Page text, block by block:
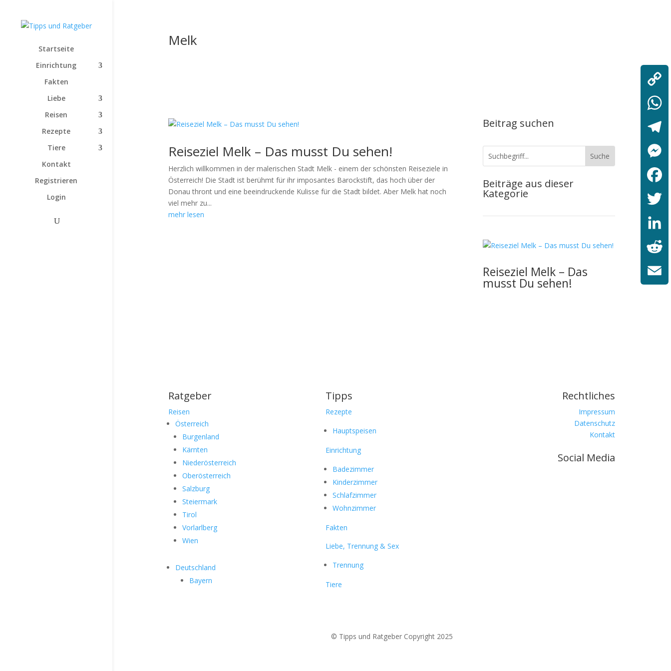
Startseite
Einrichtung
Fakten
Liebe
Reisen
Rezepte
Tiere
Kontakt
Registrieren
Login
Melk
Reiseziel Melk – Das musst Du sehen!
Herzlich willkommen in der malerischen Stadt Melk - einem der schönsten Reiseziele in
Österreich! Die Stadt ist berühmt für ihr imposantes Barockstift, das hoch über der
Donau thront und eine beeindruckende Kulisse für die Stadt bildet. Aber Melk hat noch
viel mehr zu...
mehr lesen
Beitrag suchen
Beiträge aus dieser
Kategorie
Reiseziel Melk – Das
musst Du sehen!
Ratgeber
Reisen
Österreich
Burgenland
Kärnten
Niederösterreich
Oberösterreich
Salzburg
Steiermark
Tirol
Vorlarlberg
Wien
Deutschland
Bayern
Tipps
Rezepte
Hauptspeisen
Einrichtung
Badezimmer
Kinderzimmer
Schlafzimmer
Wohnzimmer
Fakten
Liebe, Trennung & Sex
Trennung
Tiere
Rechtliches
Impressum
Datenschutz
Kontakt
Social Media
© Tipps und Ratgeber Copyright 2025
Copy
Twitter
LinkedIn
Reddit